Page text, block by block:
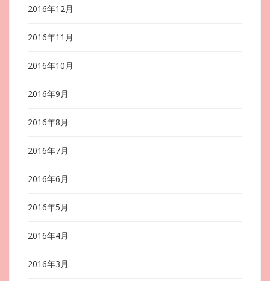
2016年12月
2016年11月
2016年10月
2016年9月
2016年8月
2016年7月
2016年6月
2016年5月
2016年4月
2016年3月